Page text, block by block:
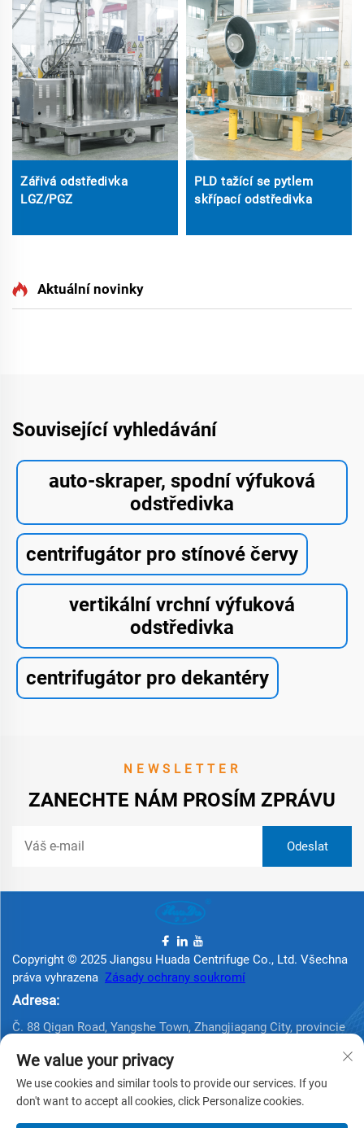
Zářivá odstředivka
LGZ/PGZ
PLD tažící se pytlem
skřípací odstředivka
Aktuální novinky
Související vyhledávání
auto-skraper, spodní výfuková
odstředivka
centrifugátor pro stínové červy
vertikální vrchní výfuková
odstředivka
centrifugátor pro dekantéry
NEWSLETTER
ZANECHTE NÁM PROSÍM ZPRÁVU
Copyright © 2025 Jiangsu Huada Centrifuge Co., Ltd. Všechna
práva vyhrazena Zásady ochrany soukromí
Adresa:
Č. 88 Qigan Road, Yangshe Town, Zhangjiagang City, provincie
Telefon:
+86 15162337620
E-mail:
We value your privacy
We use cookies and similar tools to provide our services. If you
don't want to accept all cookies, click Personalize cookies.